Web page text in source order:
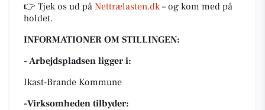
👉 Tjek os ud på Nettrælasten.dk– og kom med på
holdet.
INFORMATIONER OM STILLINGEN:
- Arbejdspladsen ligger i:
Ikast-Brande Kommune
-Virksomheden tilbyder: